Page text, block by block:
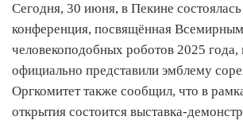
Сегодня, 30 июня, в Пекине
конференция, посвящённая
человекоподобных роботов 2025 года,
официально представили эмблему
Оргкомитет также сообщил, что в
открытия состоится выставка-